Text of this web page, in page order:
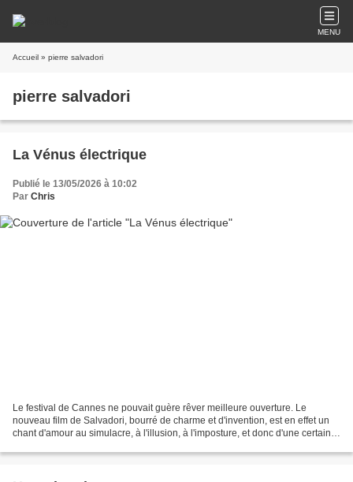
MENU
Accueil » pierre salvadori
pierre salvadori
La Vénus électrique
Publié le 13/05/2026 à 10:02
Par Chris
Le festival de Cannes ne pouvait guère rêver meilleure ouverture. Le
nouveau film de Salvadori, bourré de charme et d'invention, est en effet un
chant d'amour au simulacre, à l'illusion, à l'imposture, et donc d'une certaine